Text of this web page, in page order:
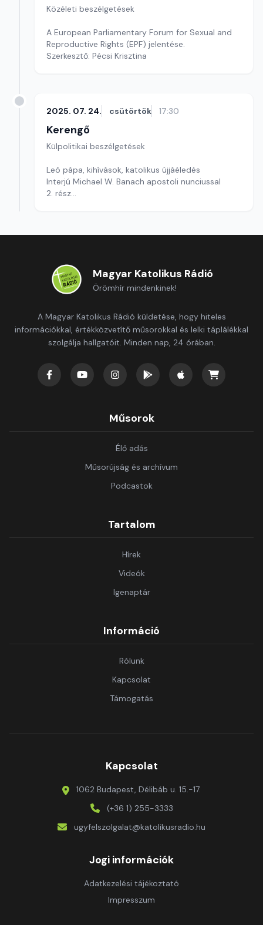
Közéleti beszélgetések
A European Parliamentary Forum for Sexual and
Reproductive Rights (EPF) jelentése.
Szerkesztő: Pécsi Krisztina
2025. 07. 24. csütörtök 17:30
Kerengő
Külpolitikai beszélgetések
Leó pápa, kihívások, katolikus újjáéledés
Interjú Michael W. Banach apostoli nunciussal
2. rész
Magyar Katolikus Rádió
Örömhír mindenkinek!
A Magyar Katolikus Rádió küldetése, hogy hiteles
információkkal, értékközvetítő műsorokkal és lelki táplálékkal
szolgálja hallgatóit. Minden nap, 24 órában.
Műsorok
Élő adás
Műsorújság és archívum
Podcastok
Tartalom
Hírek
Videók
Igenaptár
Információ
Rólunk
Kapcsolat
Támogatás
Kapcsolat
1062 Budapest, Délibáb u. 15.-17.
(+36 1) 255-3333
ugyfelszolgalat@katolikusradio.hu
Jogi információk
Adatkezelési tájékoztató
Impresszum